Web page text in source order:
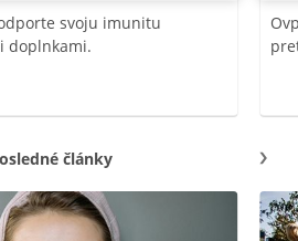
svoju imunitu
doplnkami.
články